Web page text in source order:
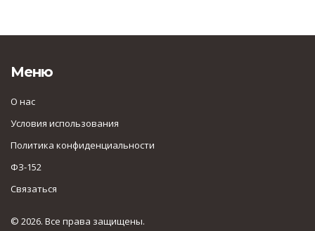
Меню
О нас
Условия использования
Политика конфиденциальности
ФЗ-152
Связаться
© 2026. Все права защищены.